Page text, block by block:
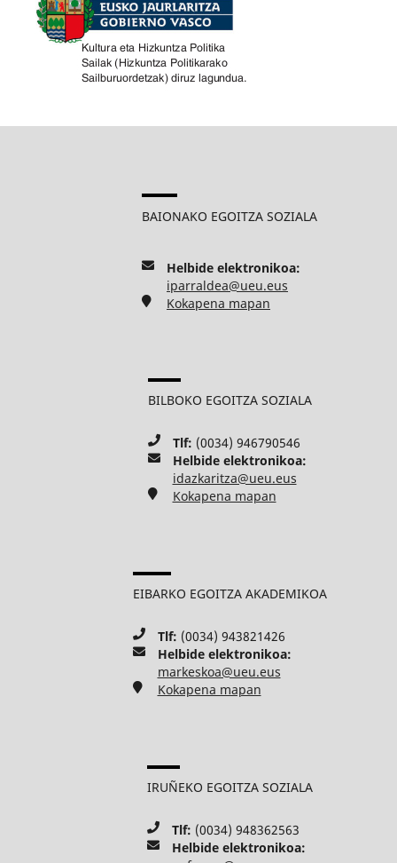
BAIONAKO EGOITZA SOZIALA
Helbide elektronikoa:
iparraldea@ueu.eus
Kokapena mapan
BILBOKO EGOITZA SOZIALA
Tlf: (0034) 946790546
Helbide elektronikoa:
idazkaritza@ueu.eus
Kokapena mapan
EIBARKO EGOITZA AKADEMIKOA
Tlf: (0034) 943821426
Helbide elektronikoa:
markeskoa@ueu.eus
Kokapena mapan
IRUÑEKO EGOITZA SOZIALA
Tlf: (0034) 948362563
Helbide elektronikoa: